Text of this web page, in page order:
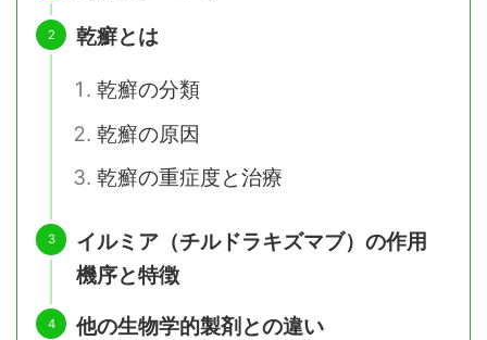
乾癬とは
乾癬の分類
乾癬の原因
乾癬の重症度と治療
イルミア（チルドラキズマブ）の作用
機序と特徴
他の生物学的製剤との違い